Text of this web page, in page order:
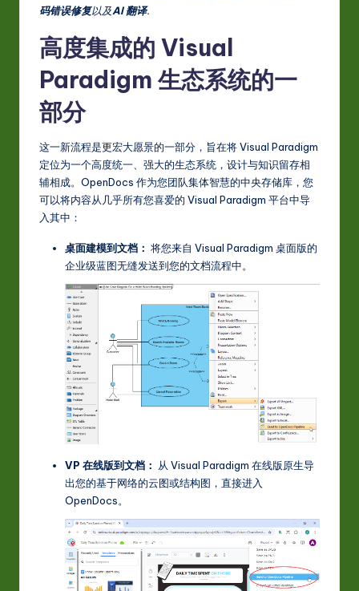
码错误修复以及AI 翻译.
高度集成的 Visual
Paradigm 生态系统的一
部分
这一新流程是更宏大愿景的一部分，旨在将 Visual Paradigm
定位为一个高度统一、强大的生态系统，设计与知识留存相
辅相成。OpenDocs 作为您团队集体智慧的中央存储库，您
可以将内容从几乎所有您喜爱的 Visual Paradigm 平台中导
入其中：
桌面建模到文档： 将您来自 Visual Paradigm 桌面版的
企业级蓝图无缝发送到您的文档流程中。
VP 在线版到文档：
从 Visual Paradigm 在线版原生导
出您的基于网络的云图或结构图，直接进入
OpenDocs。